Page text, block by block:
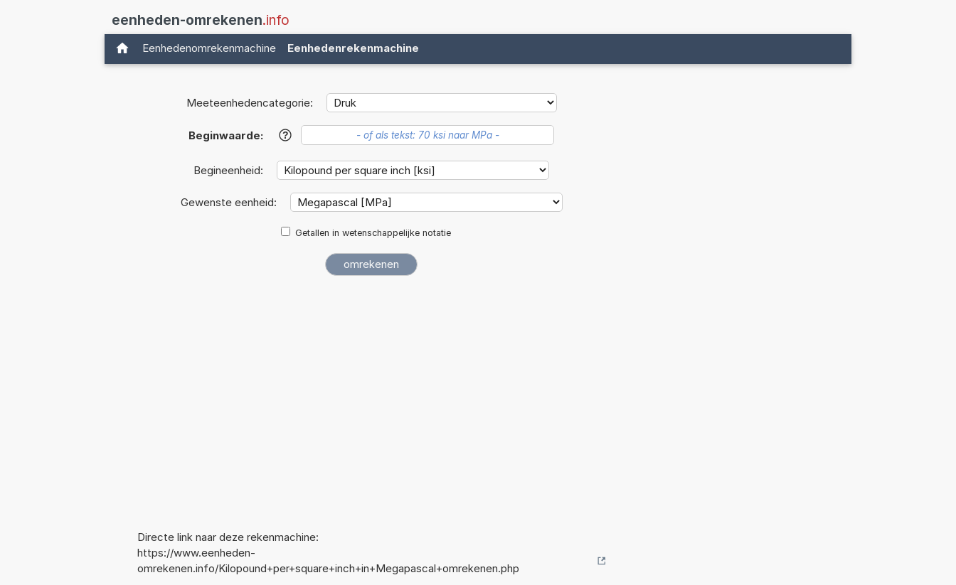
eenheden-omrekenen.info
Eenhedenomrekenmachine Eenhedenrekenmachine
Meeteenhedencategorie:
Beginwaarde: ?
Begineenheid:
Gewenste eenheid:
Getallen in wetenschappelijke notatie
Directe link naar deze rekenmachine:
https://www.eenheden-
omrekenen.info/Kilopound+per+square+inch+in+Megapascal+omrekenen.php